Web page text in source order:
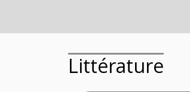
Littérature